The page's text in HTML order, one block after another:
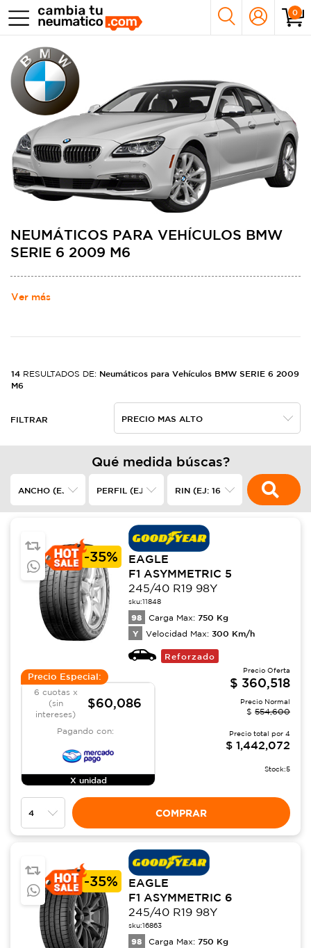
0
NEUMÁTICOS PARA VEHÍCULOS BMW
SERIE 6 2009 M6
Ver más
14 RESULTADOS DE: Neumáticos para Vehículos BMW SERIE 6 2009
M6
FILTRAR
Qué medida búscas?
-35%
EAGLE
F1 ASYMMETRIC 5
245/40 R19 98Y
sku:11848
98 Carga Max: 750 Kg
Y Velocidad Max: 300 Km/h
Reforzado
Precio Especial:
6 cuotas x
(sin
intereses)
$60,086
Pagando con:
X unidad
Precio Oferta
$ 360,518
Precio Normal
$ 554,600
Precio total por 4
$ 1,442,072
Stock:5
COMPRAR
-35%
EAGLE
F1 ASYMMETRIC 6
245/40 R19 98Y
sku:16863
98 Carga Max: 750 Kg